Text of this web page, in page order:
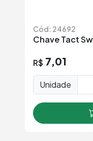
Cód: 24692
Chave Tact
R$ 7,01
Unidade